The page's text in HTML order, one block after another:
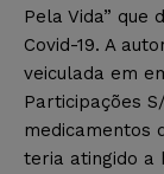
Pela Vida”
Covid-19. A
veiculada em
Participações
medicamentos
teria atingido a